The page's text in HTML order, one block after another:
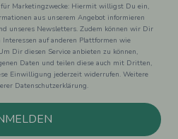
Marketingzwecke: Hiermit willigst Du ein,
aus unserem Angebot informieren
unseres Newsletters. Zudem können wir Dir
auf anderen Plattformen wie
Dir diesen Service anbieten zu können,
Daten und teilen diese auch mit Dritten,
Einwilligung jederzeit widerrufen. Weitere
Datenschutzerklärung.